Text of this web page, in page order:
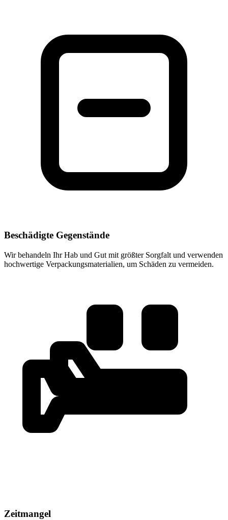
Beschädigte Gegenstände
Wir behandeln Ihr Hab und Gut mit größter Sorgfalt und verwenden
hochwertige Verpackungsmaterialien, um Schäden zu vermeiden.
Zeitmangel